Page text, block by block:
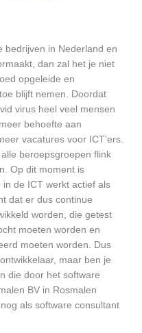
bedrijven in Nederland en
dan zal het je niet
opgeleide en
blijft nemen. Doordat
virus heel veel mensen
behoefte aan
vacatures voor ICT’ers.
beroepsgroepen flink
Op dit moment is
de ICT werkt actief als
dat er dus continue
worden, die getest
moeten worden en
moeten worden. Dus
maar ben je
die door het software
BV in Rosmalen
als software consultant